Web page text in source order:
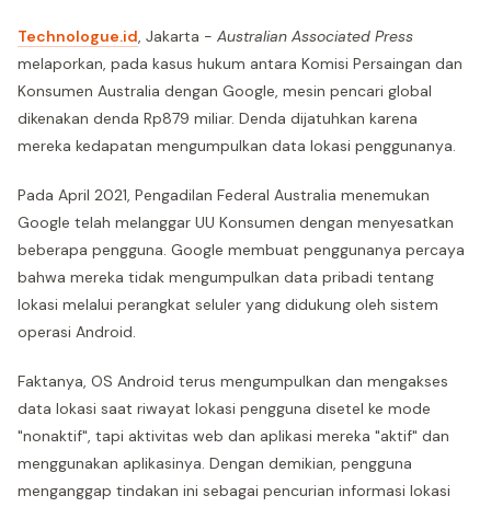
Technologue.id, Jakarta - Australian Associated Press
melaporkan, pada kasus hukum antara Komisi Persaingan dan
Konsumen Australia dengan Google, mesin pencari global
dikenakan denda Rp879 miliar. Denda dijatuhkan karena
mereka kedapatan mengumpulkan data lokasi penggunanya.
Pada April 2021, Pengadilan Federal Australia menemukan
Google telah melanggar UU Konsumen dengan menyesatkan
beberapa pengguna. Google membuat penggunanya percaya
bahwa mereka tidak mengumpulkan data pribadi tentang
lokasi melalui perangkat seluler yang didukung oleh sistem
operasi Android.
Faktanya, OS Android terus mengumpulkan dan mengakses
data lokasi saat riwayat lokasi pengguna disetel ke mode
"nonaktif", tapi aktivitas web dan aplikasi mereka "aktif" dan
menggunakan aplikasinya. Dengan demikian, pengguna
menganggap tindakan ini sebagai pencurian informasi lokasi